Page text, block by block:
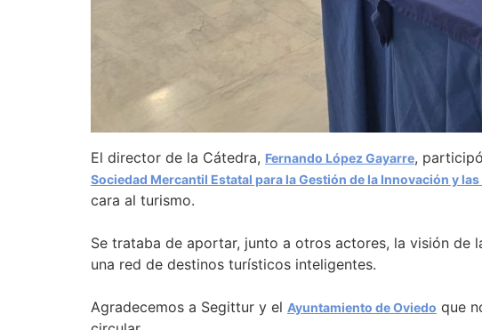
El director de la Cátedra, Fernando López Gayarre,
Sociedad Mercantil Estatal para la Gestión de la Innovación y
cara al turismo.
Se trataba de aportar, junto a otros actores, la visión
una red de destinos turísticos inteligentes.
Agradecemos a Segittur y el Ayuntamiento de Oviedo que